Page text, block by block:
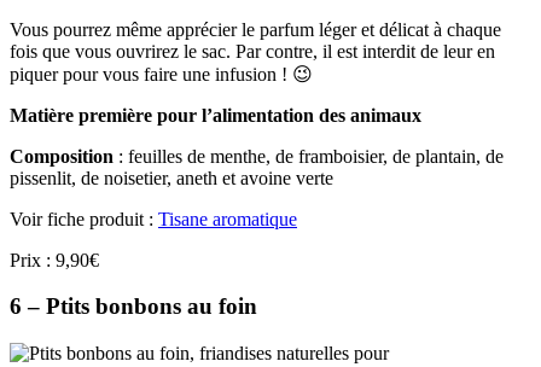
Vous pourrez même apprécier le parfum léger et délicat à chaque
fois que vous ouvrirez le sac. Par contre, il est interdit de leur en
piquer pour vous faire une infusion ! 😉
Matière première pour l’alimentation des animaux
Composition : feuilles de menthe, de framboisier, de plantain, de
pissenlit, de noisetier, aneth et avoine verte
Voir fiche produit : Tisane aromatique
Prix : 9,90€
6 – Ptits bonbons au foin